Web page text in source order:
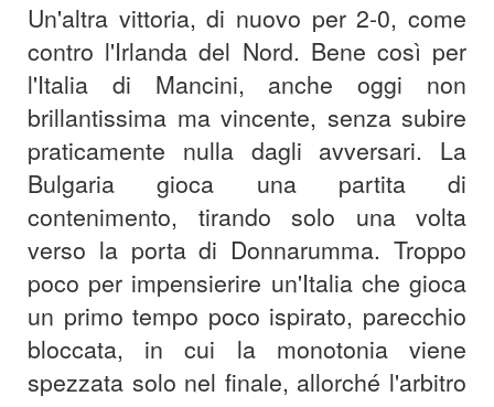
Un'altra vittoria, di nuovo per 2-0, come
contro l'Irlanda del Nord. Bene così per
l'Italia di Mancini, anche oggi non
brillantissima ma vincente, senza subire
praticamente nulla dagli avversari. La
Bulgaria gioca una partita di
contenimento, tirando solo una volta
verso la porta di Donnarumma. Troppo
poco per impensierire un'Italia che gioca
un primo tempo poco ispirato, parecchio
bloccata, in cui la monotonia viene
spezzata solo nel finale, allorché l'arbitro